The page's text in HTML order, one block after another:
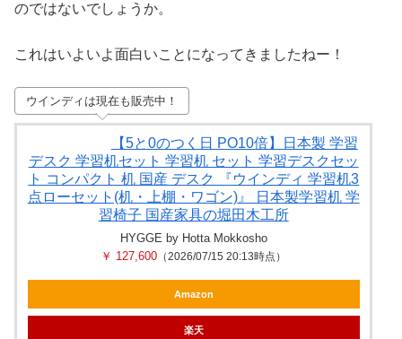
のではないでしょうか。
これはいよいよ面白いことになってきましたねー！
ウインディは現在も販売中！
【5と0のつく日 PO10倍】日本製 学習
デスク 学習机セット 学習机 セット 学習デスクセッ
ト コンパクト 机 国産 デスク 『ウインディ 学習机3
点ローセット(机・上棚・ワゴン)』 日本製学習机 学
習椅子 国産家具の堀田木工所
HYGGE by Hotta Mokkosho
￥ 127,600 （2026/07/15 20:13時点）
Amazon
楽天